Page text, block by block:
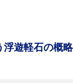
浮遊軽石の概略